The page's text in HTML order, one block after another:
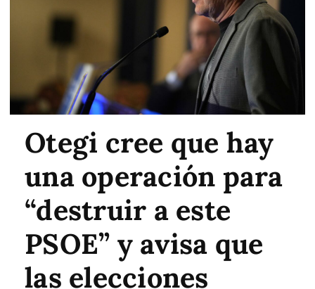
Otegi cree que hay
una operación para
“destruir a este
PSOE” y avisa que
las elecciones